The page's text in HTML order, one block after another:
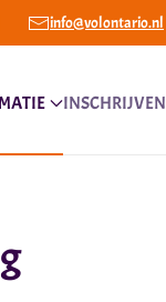
info@volontario.nl
INSCHRIJVEN